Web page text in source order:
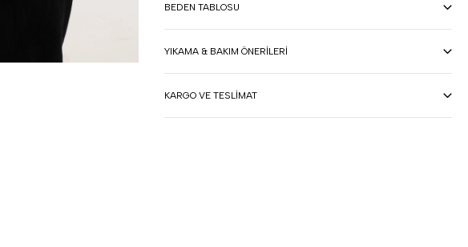
BEDEN TABLOSU
YIKAMA & BAKIM ÖNERILERI
KARGO VE TESLIMAT